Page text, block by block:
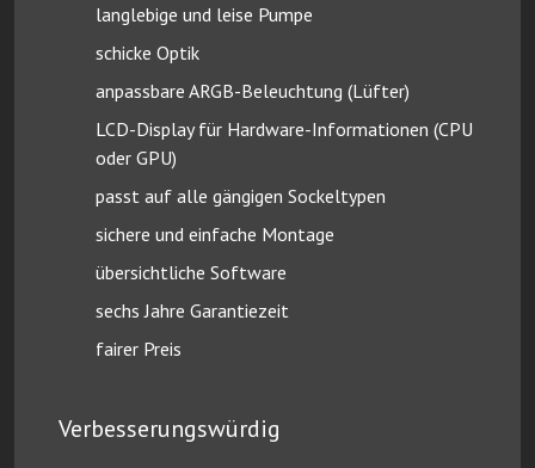
langlebige und leise Pumpe
schicke Optik
anpassbare ARGB-Beleuchtung (Lüfter)
LCD-Display für Hardware-Informationen (CPU
oder GPU)
passt auf alle gängigen Sockeltypen
sichere und einfache Montage
übersichtliche Software
sechs Jahre Garantiezeit
fairer Preis
Verbesserungswürdig